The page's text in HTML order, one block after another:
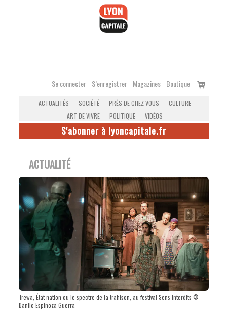
Se connecter S’enregistrer Magazines Boutique
Voir
ACTUALITÉS SOCIÉTÉ PRÈS DE CHEZ VOUS
CULTURE
ART DE VIVRE
POLITIQUE VIDÉOS
S'abonner à lyoncapitale.fr
ACTUALITÉ
Trewa, État-nation ou le spectre de la trahison, au festival Sens Interdits ©
Danilo Espinoza Guerra